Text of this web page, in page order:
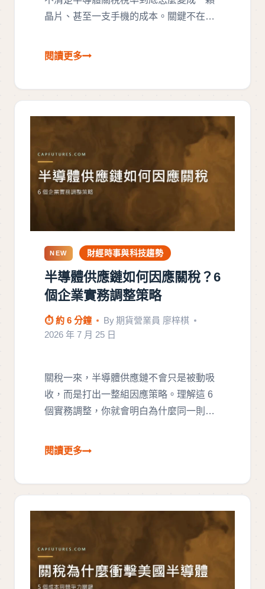
晶片、甚至一支手機的成本。關鍵不在背
NEW 財經時事與科技趨勢
半導體供應鏈如何因應關稅？6
個企業實務調整策略
⏱ 約 6 分鐘 By期貨營業員 廖梓棋
2026 年 7 月 25 日
關稅一來，半導體供應鏈不會只是被動吸
收，而是打出一整組因應策略。理解這 6
個實務調整，你就會明白為什麼同一則…